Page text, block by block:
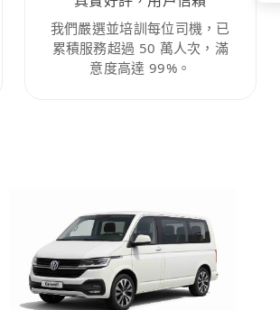
我們嚴選並培訓每位司機，已
累積服務超過 50 萬人次，滿
意度高達 99%。